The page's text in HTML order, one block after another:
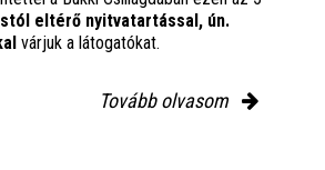
eltérő nyitvatartással, ún.
várjuk a látogatókat.
Tovább olvasom